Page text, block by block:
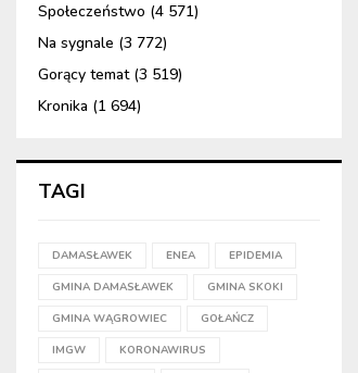
Społeczeństwo (4 571)
Na sygnale (3 772)
Gorący temat(3 519)
Kronika (1 694)
TAGI
DAMASŁAWEK ENEA EPIDEMIA
GMINA DAMASŁAWEK GMINA SKOKI
GMINA WĄGROWIEC GOŁAŃCZ
IMGW KORONAWIRUS